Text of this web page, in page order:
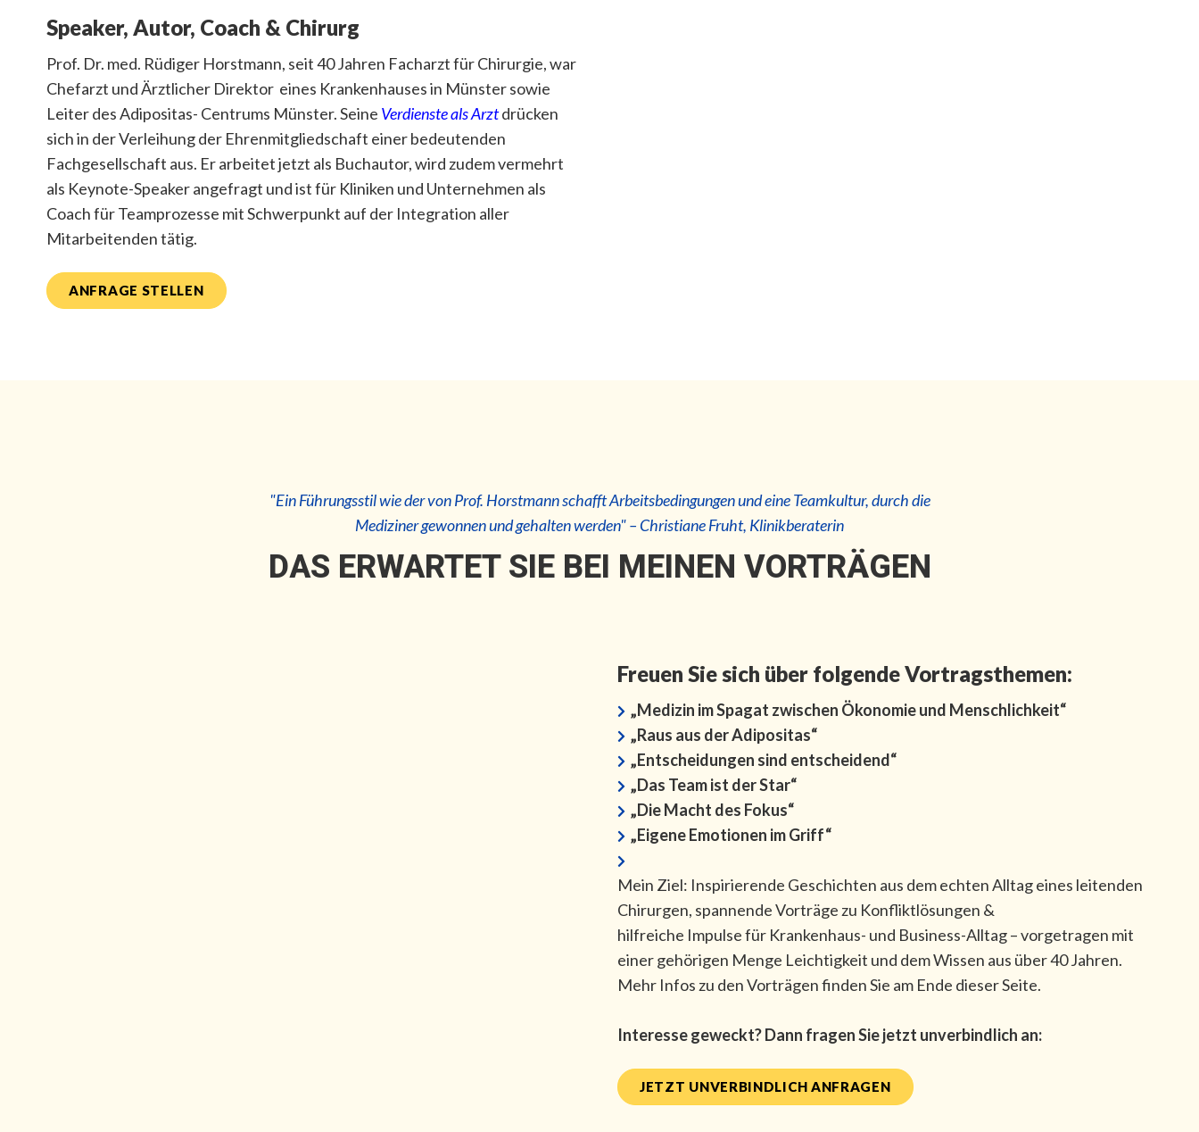
Speaker, Autor, Coach & Chirurg
Prof. Dr. med. Rüdiger Horstmann, seit 40 Jahren Facharzt für Chirurgie, war
Chefarzt und Ärztlicher Direktor eines Krankenhauses in Münster sowie
Leiter des Adipositas- Centrums Münster. Seine Verdienste als Arztdrücken
sich in der Verleihung der Ehrenmitgliedschaft einer bedeutenden
Fachgesellschaft aus. Er arbeitet jetzt als Buchautor, wird zudem vermehrt
als Keynote-Speaker angefragt und ist für Kliniken und Unternehmen als
Coach für Teamprozesse mit Schwerpunkt auf der Integration aller
Mitarbeitenden tätig.
ANFRAGE STELLEN
"Ein Führungsstil wie der von Prof. Horstmann schafft Arbeitsbedingungen und eine Teamkultur, durch die
Mediziner gewonnen und gehalten werden"– Christiane Fruht, Klinikberaterin
DAS ERWARTET SIE BEI MEINEN VORTRÄGEN
Freuen Sie sich über folgende Vortragsthemen:
„Medizin im Spagat zwischen Ökonomie und Menschlichkeit“
„Raus aus der Adipositas“
„Entscheidungen sind entscheidend“
„Das Team ist der Star“
„Die Macht des Fokus“
„Eigene Emotionen im Griff“
Mein Ziel: Inspirierende Geschichten aus dem echten Alltag eines leitenden
Chirurgen, spannende Vorträge zu Konfliktlösungen &
hilfreiche Impulse für Krankenhaus- und Business-Alltag – vorgetragen mit
einer gehörigen Menge Leichtigkeit und dem Wissen aus über 40 Jahren.
Mehr Infos zu den Vorträgen finden Sie am Ende dieser Seite.
Interesse geweckt? Dann fragen Sie jetzt unverbindlich an:
JETZT UNVERBINDLICH ANFRAGEN